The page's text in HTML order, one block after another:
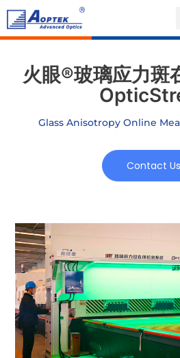
火眼®玻璃应力斑
Glass Anisotropy Online
Contact Us